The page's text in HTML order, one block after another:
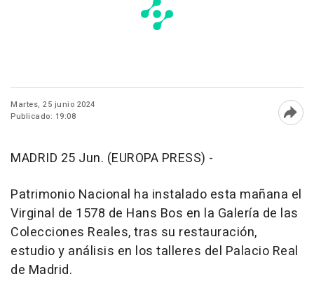
Martes, 25 junio 2024
Publicado: 19:08
MADRID 25 Jun. (EUROPA PRESS) -
Patrimonio Nacional ha instalado esta mañana el
Virginal de 1578 de Hans Bos en la Galería de las
Colecciones Reales, tras su restauración,
estudio y análisis en los talleres del Palacio Real
de Madrid.